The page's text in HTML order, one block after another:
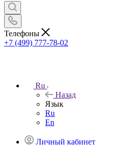
Телефоны
+7 (499) 777-78-02
Ru
Назад
Язык
Ru
En
Личный кабинет